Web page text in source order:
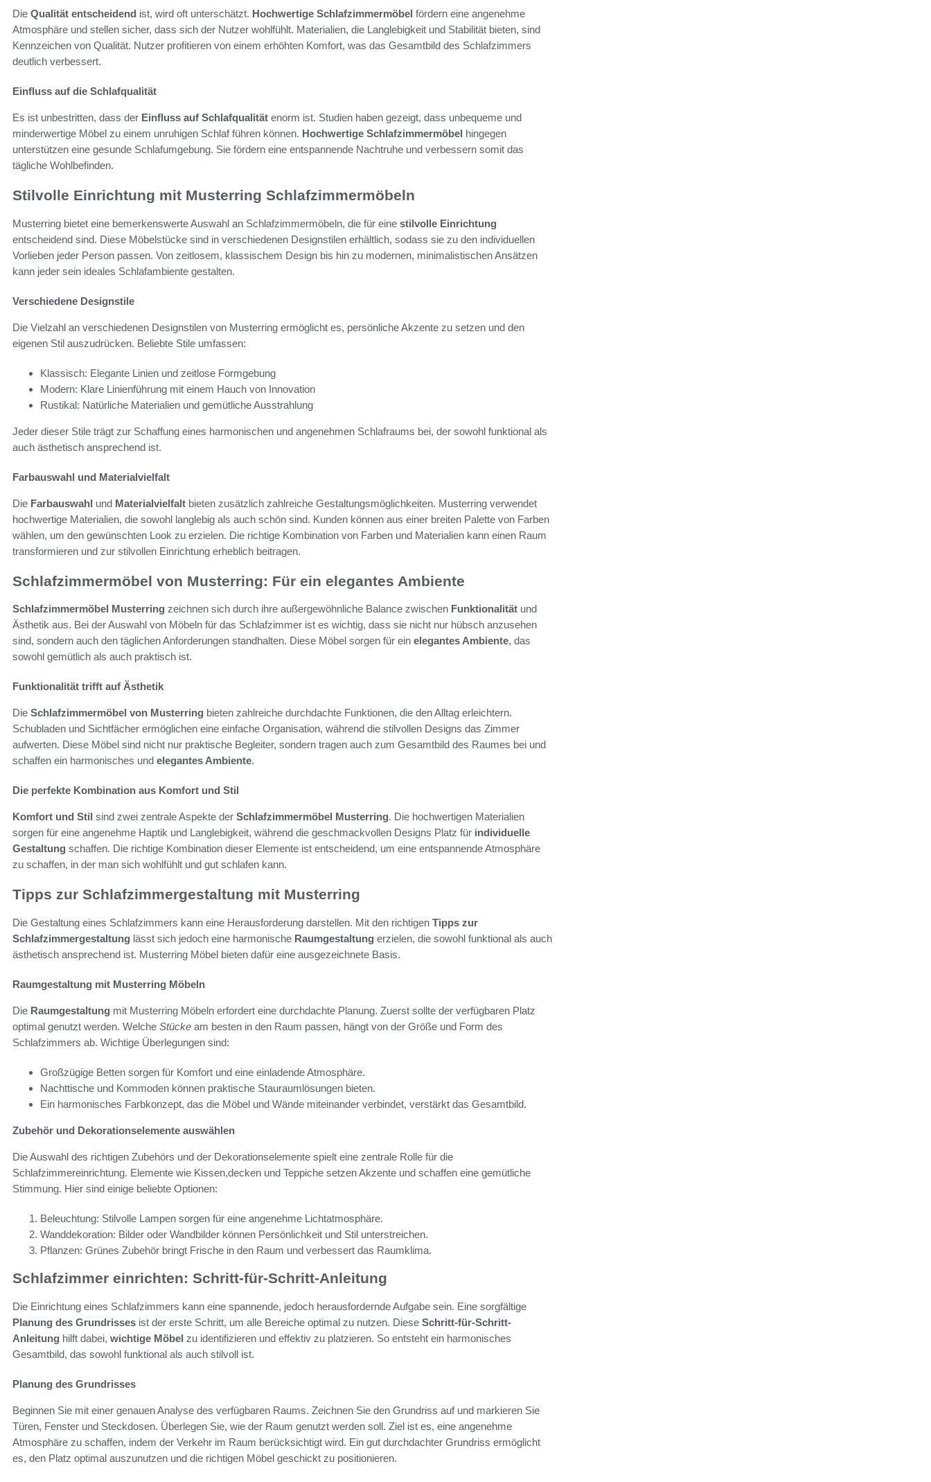
Die Qualität entscheidend ist, wird oft unterschätzt. Hochwertige Schlafzimmermöbel fördern eine angenehme
Atmosphäre und stellen sicher, dass sich der Nutzer wohlfühlt. Materialien, die Langlebigkeit und Stabilität bieten, sind
Kennzeichen von Qualität. Nutzer profitieren von einem erhöhten Komfort, was das Gesamtbild des Schlafzimmers
deutlich verbessert.
Einfluss auf die Schlafqualität
Es ist unbestritten, dass der Einfluss auf Schlafqualität enorm ist. Studien haben gezeigt, dass unbequeme und
minderwertige Möbel zu einem unruhigen Schlaf führen können. Hochwertige Schlafzimmermöbel hingegen
unterstützen eine gesunde Schlafumgebung. Sie fördern eine entspannende Nachtruhe und verbessern somit das
tägliche Wohlbefinden.
Stilvolle Einrichtung mit Musterring Schlafzimmermöbeln
Musterring bietet eine bemerkenswerte Auswahl an Schlafzimmermöbeln, die für eine stilvolle Einrichtung
entscheidend sind. Diese Möbelstücke sind in verschiedenen Designstilen erhältlich, sodass sie zu den individuellen
Vorlieben jeder Person passen. Von zeitlosem, klassischem Design bis hin zu modernen, minimalistischen Ansätzen
kann jeder sein ideales Schlafambiente gestalten.
Verschiedene Designstile
Die Vielzahl an verschiedenen Designstilen von Musterring ermöglicht es, persönliche Akzente zu setzen und den
eigenen Stil auszudrücken. Beliebte Stile umfassen:
Klassisch: Elegante Linien und zeitlose Formgebung
Modern: Klare Linienführung mit einem Hauch von Innovation
Rustikal: Natürliche Materialien und gemütliche Ausstrahlung
Jeder dieser Stile trägt zur Schaffung eines harmonischen und angenehmen Schlafraums bei, der sowohl funktional als
auch ästhetisch ansprechend ist.
Farbauswahl und Materialvielfalt
Die Farbauswahl und Materialvielfalt bieten zusätzlich zahlreiche Gestaltungsmöglichkeiten. Musterring verwendet
hochwertige Materialien, die sowohl langlebig als auch schön sind. Kunden können aus einer breiten Palette von Farben
wählen, um den gewünschten Look zu erzielen. Die richtige Kombination von Farben und Materialien kann einen Raum
transformieren und zur stilvollen Einrichtung erheblich beitragen.
Schlafzimmermöbel von Musterring: Für ein elegantes Ambiente
Schlafzimmermöbel Musterring zeichnen sich durch ihre außergewöhnliche Balance zwischen Funktionalität und
Ästhetik aus. Bei der Auswahl von Möbeln für das Schlafzimmer ist es wichtig, dass sie nicht nur hübsch anzusehen
sind, sondern auch den täglichen Anforderungen standhalten. Diese Möbel sorgen für ein elegantes Ambiente, das
sowohl gemütlich als auch praktisch ist.
Funktionalität trifft auf Ästhetik
Die Schlafzimmermöbel von Musterring bieten zahlreiche durchdachte Funktionen, die den Alltag erleichtern.
Schubladen und Sichtfächer ermöglichen eine einfache Organisation, während die stilvollen Designs das Zimmer
aufwerten. Diese Möbel sind nicht nur praktische Begleiter, sondern tragen auch zum Gesamtbild des Raumes bei und
schaffen ein harmonisches und elegantes Ambiente.
Die perfekte Kombination aus Komfort und Stil
Komfort und Stil sind zwei zentrale Aspekte der Schlafzimmermöbel Musterring. Die hochwertigen Materialien
sorgen für eine angenehme Haptik und Langlebigkeit, während die geschmackvollen Designs Platz für individuelle
Gestaltung schaffen. Die richtige Kombination dieser Elemente ist entscheidend, um eine entspannende Atmosphäre
zu schaffen, in der man sich wohlfühlt und gut schlafen kann.
Tipps zur Schlafzimmergestaltung mit Musterring
Die Gestaltung eines Schlafzimmers kann eine Herausforderung darstellen. Mit den richtigen Tipps zur
Schlafzimmergestaltung lässt sich jedoch eine harmonische Raumgestaltung erzielen, die sowohl funktional als auch
ästhetisch ansprechend ist. Musterring Möbel bieten dafür eine ausgezeichnete Basis.
Raumgestaltung mit Musterring Möbeln
Die Raumgestaltung mit Musterring Möbeln erfordert eine durchdachte Planung. Zuerst sollte der verfügbaren Platz
optimal genutzt werden. Welche Stücke am besten in den Raum passen, hängt von der Größe und Form des
Schlafzimmers ab. Wichtige Überlegungen sind:
Großzügige Betten sorgen für Komfort und eine einladende Atmosphäre.
Nachttische und Kommoden können praktische Stauraumlösungen bieten.
Ein harmonisches Farbkonzept, das die Möbel und Wände miteinander verbindet, verstärkt das Gesamtbild.
Zubehör und Dekorationselemente auswählen
Die Auswahl des richtigen Zubehörs und der Dekorationselemente spielt eine zentrale Rolle für die
Schlafzimmereinrichtung. Elemente wie Kissen,decken und Teppiche setzen Akzente und schaffen eine gemütliche
Stimmung. Hier sind einige beliebte Optionen:
Beleuchtung: Stilvolle Lampen sorgen für eine angenehme Lichtatmosphäre.
Wanddekoration: Bilder oder Wandbilder können Persönlichkeit und Stil unterstreichen.
Pflanzen: Grünes Zubehör bringt Frische in den Raum und verbessert das Raumklima.
Schlafzimmer einrichten: Schritt-für-Schritt-Anleitung
Die Einrichtung eines Schlafzimmers kann eine spannende, jedoch herausfordernde Aufgabe sein. Eine sorgfältige
Planung des Grundrisses ist der erste Schritt, um alle Bereiche optimal zu nutzen. Diese Schritt-für-Schritt-
Anleitung hilft dabei, wichtige Möbel zu identifizieren und effektiv zu platzieren. So entsteht ein harmonisches
Gesamtbild, das sowohl funktional als auch stilvoll ist.
Planung des Grundrisses
Beginnen Sie mit einer genauen Analyse des verfügbaren Raums. Zeichnen Sie den Grundriss auf und markieren Sie
Türen, Fenster und Steckdosen. Überlegen Sie, wie der Raum genutzt werden soll. Ziel ist es, eine angenehme
Atmosphäre zu schaffen, indem der Verkehr im Raum berücksichtigt wird. Ein gut durchdachter Grundriss ermöglicht
es, den Platz optimal auszunutzen und die richtigen Möbel geschickt zu positionieren.